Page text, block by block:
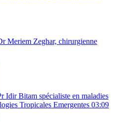
Meriem Zeghar, chirurgienne
Idir Bitam spécialiste en maladies
Tropicales Emergentes 03:09